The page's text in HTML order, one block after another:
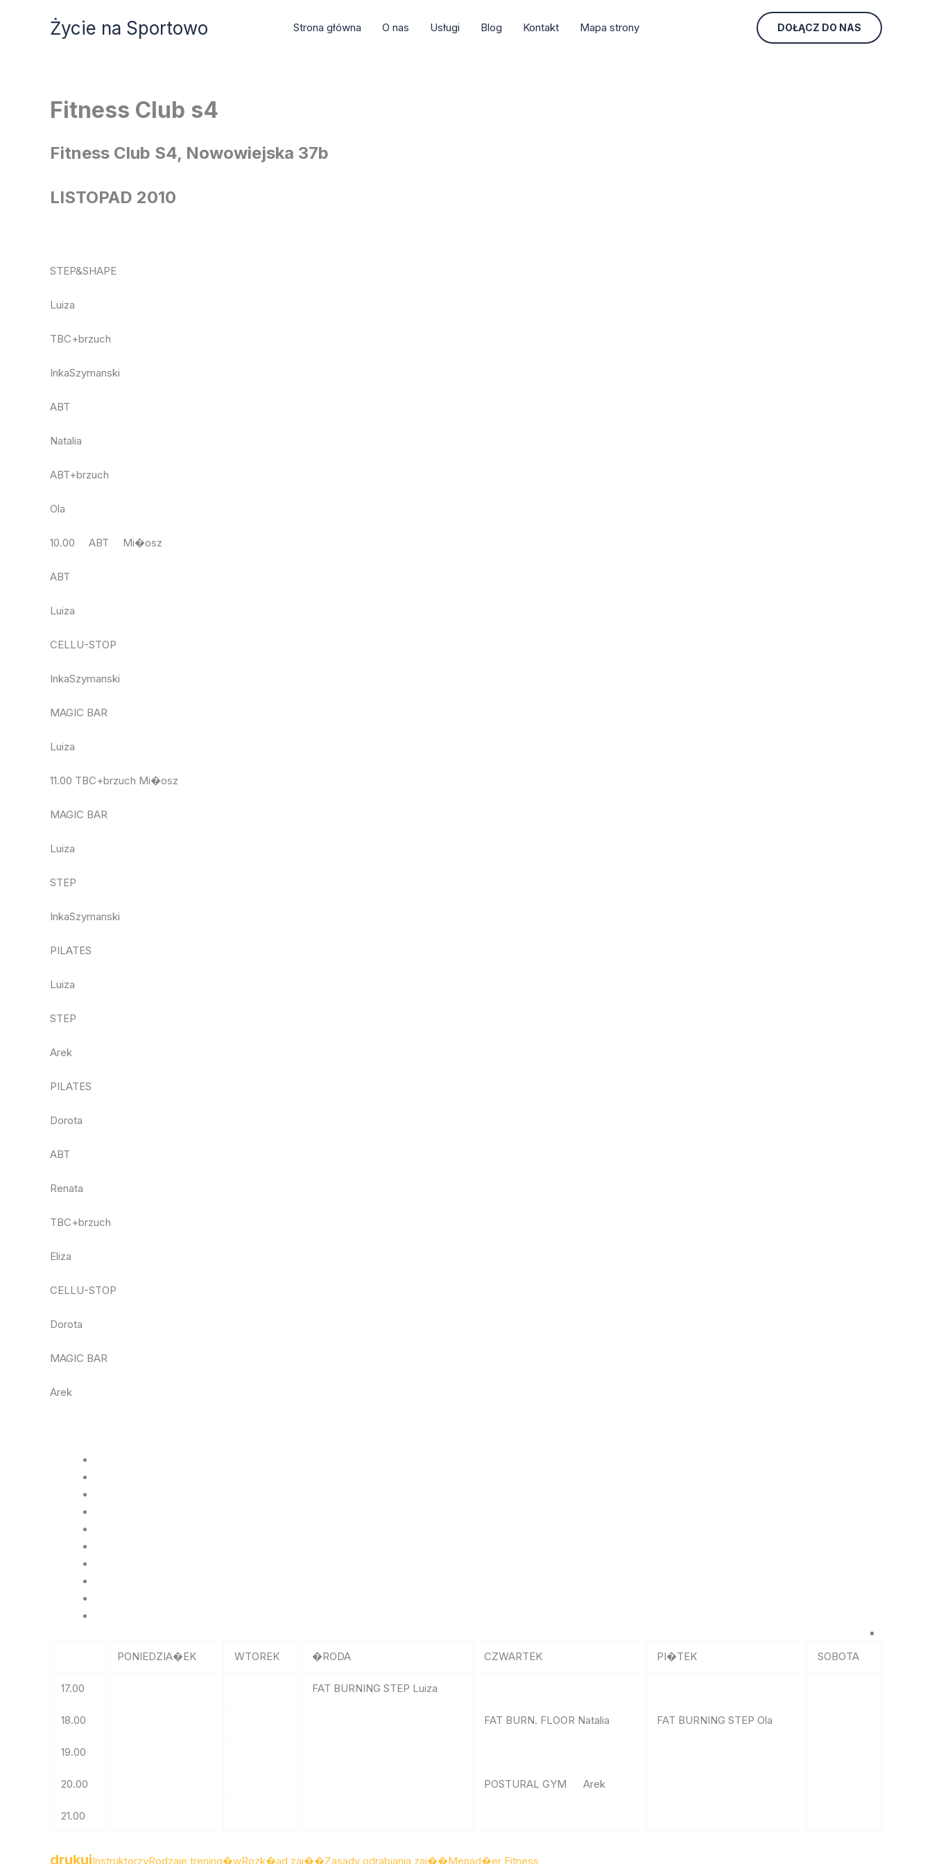
Życie na Sportowo Strona główna O nas Usługi Blog Kontakt Mapa strony DOŁĄCZ DO NAS
Fitness Club s4
Fitness Club S4, Nowowiejska 37b
LISTOPAD 2010
STEP&SHAPE
Luiza
TBC+brzuch
InkaSzymanski
ABT
Natalia
ABT+brzuch
Ola
10.00 ABT Mi�osz
ABT
Luiza
CELLU-STOP
InkaSzymanski
MAGIC BAR
Luiza
11.00 TBC+brzuch Mi�osz
MAGIC BAR
Luiza
STEP
InkaSzymanski
PILATES
Luiza
STEP
Arek
PILATES
Dorota
ABT
Renata
TBC+brzuch
Eliza
CELLU-STOP
Dorota
MAGIC BAR
Arek
PONIEDZIA�EK WTOREK �RODA CZWARTEK PI�TEK SOBOTA
17.00 FAT BURNING STEP Luiza
18.00 FAT BURN. FLOOR Natalia FAT BURNING STEP Ola
19.00
20.00 POSTURAL GYM Arek
21.00
drukujInstruktorzyRodzaje trening�wRozk�ad zaj��Zasady odrabiania zaj��Menad�er Fitness